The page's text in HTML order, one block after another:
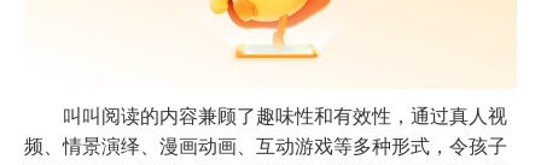
叫叫阅读的内容兼顾了趣味性和有效性，通过真人视
频、情景演绎、漫画动画、互动游戏等多种形式，令孩子